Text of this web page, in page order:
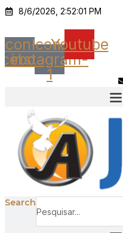
Ir
o
conteúdo
8/6/2026, 2:52:01 PM
Icon-Icon-
instagram-
1
Youtube
Search